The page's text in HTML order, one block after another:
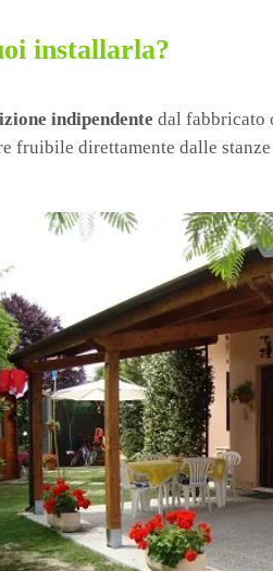
installarla?
indipendente dal fabbricato
fruibile direttamente dalle